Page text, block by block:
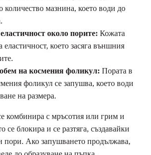
количество мазнина, което води до
около порите: Кожата
еластичност, което засяга външния
на космения фоликул: Пората в
фоликул се запушва, което води
на размера.
комбинира с мръсотия или грим и
се блокира и се разтяга, създавайки
пори. Ако запушването продължава,